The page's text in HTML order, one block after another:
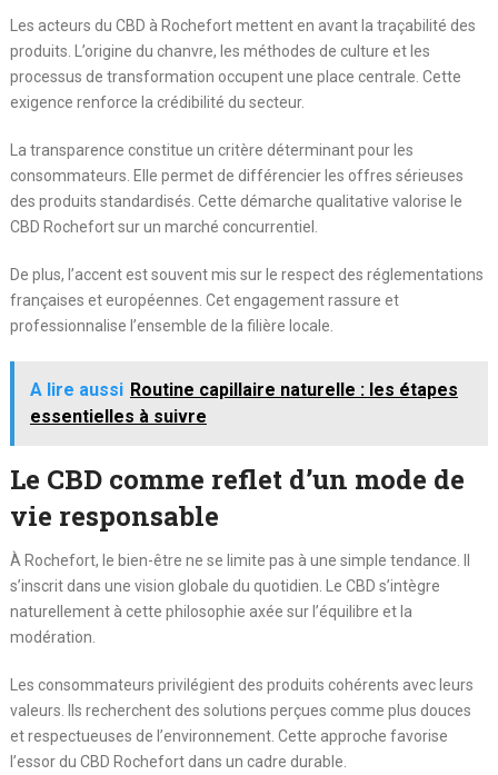
Les acteurs du CBD à Rochefort mettent en avant la traçabilité des
produits. L’origine du chanvre, les méthodes de culture et les
processus de transformation occupent une place centrale. Cette
exigence renforce la crédibilité du secteur.
La transparence constitue un critère déterminant pour les
consommateurs. Elle permet de différencier les offres sérieuses
des produits standardisés. Cette démarche qualitative valorise le
CBD Rochefort sur un marché concurrentiel.
De plus, l’accent est souvent mis sur le respect des réglementations
françaises et européennes. Cet engagement rassure et
professionnalise l’ensemble de la filière locale.
A lire aussi Routine capillaire naturelle : les étapes
essentielles à suivre
Le CBD comme reflet d’un mode de
vie responsable
À Rochefort, le bien-être ne se limite pas à une simple tendance. Il
s’inscrit dans une vision globale du quotidien. Le CBD s’intègre
naturellement à cette philosophie axée sur l’équilibre et la
modération.
Les consommateurs privilégient des produits cohérents avec leurs
valeurs. Ils recherchent des solutions perçues comme plus douces
et respectueuses de l’environnement. Cette approche favorise
l’essor du CBD Rochefort dans un cadre durable.